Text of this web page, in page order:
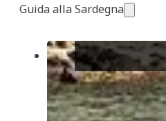
Guida alla Sardegna
Piani:
200m2
Terreno: 400m 2